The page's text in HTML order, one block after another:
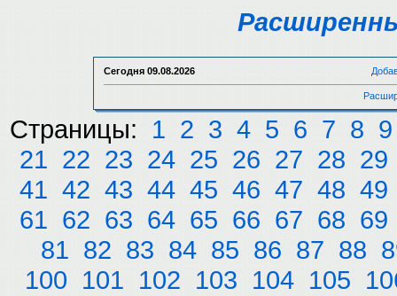
Сегодня 09.08.2026
Страницы: 1 2 3 4 5 6 7 8 9
21 22 23 24 25 26 27 28 29
41 42 43 44 45 46 47 48 49
61 62 63 64 65 66 67 68 69
81 82 83 84 85 86 87 88
100 101 102 103 104 105